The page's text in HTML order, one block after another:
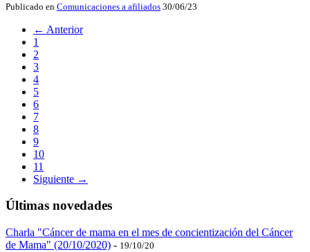
Publicado en Comunicaciones a afiliados 30/06/23
← Anterior
1
2
3
4
5
6
7
8
9
10
11
Siguiente →
Últimas novedades
Charla "Cáncer de mama en el mes de concientización del Cáncer
de Mama" (20/10/2020) - 19/10/20